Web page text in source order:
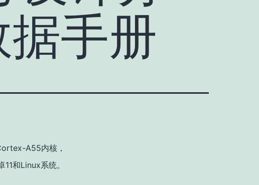
手册
A55内核，
和Linux系统。